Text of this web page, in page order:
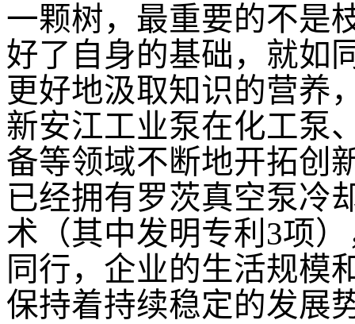
一颗树，最重要的不是
好了自身的基础，就如
更好地汲取知识的营养
新安江工业泵在化工泵
备等领域不断地开拓创
已经拥有罗茨真空泵冷
术（其中发明专利 3项
同行，企业的生活规模
保持着持续稳定的发展